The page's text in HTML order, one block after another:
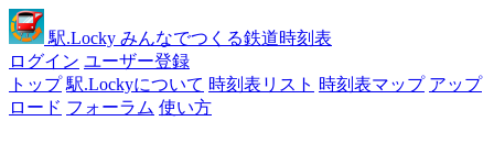
駅.Locky みんなでつくる鉄道時刻表
ログイン ユーザー登録
トップ 駅.Lockyについて 時刻表リスト 時刻表マップ アップ
ロード フォーラム 使い方